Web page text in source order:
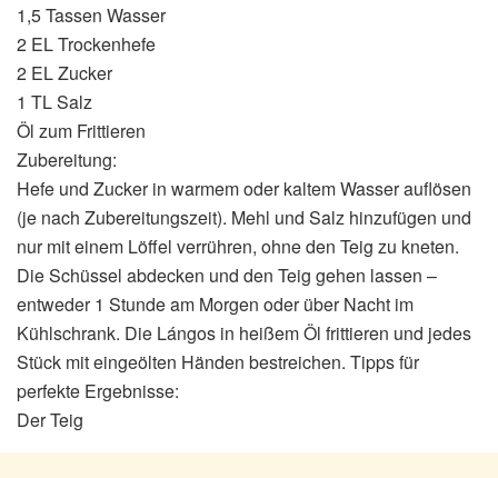
1,5 Tassen Wasser
2 EL Trockenhefe
2 EL Zucker
1 TL Salz
Öl zum Frittieren
Zubereitung:
Hefe und Zucker in warmem oder kaltem Wasser auflösen
(je nach Zubereitungszeit). Mehl und Salz hinzufügen und
nur mit einem Löffel verrühren, ohne den Teig zu kneten.
Die Schüssel abdecken und den Teig gehen lassen –
entweder 1 Stunde am Morgen oder über Nacht im
Kühlschrank. Die Lángos in heißem Öl frittieren und jedes
Stück mit eingeölten Händen bestreichen. Tipps für
perfekte Ergebnisse:
Der Teig